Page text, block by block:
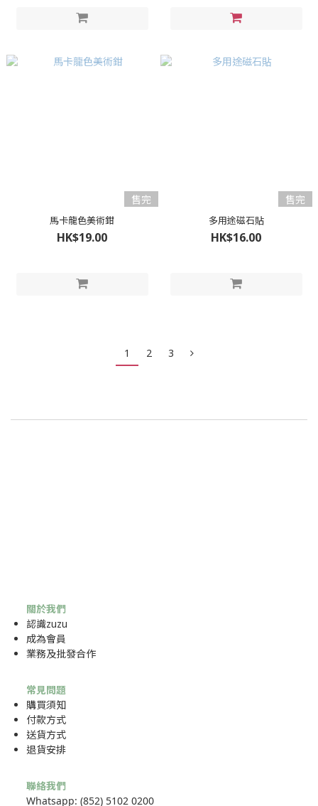
售完
馬卡龍色美術鉗
HK$19.00
售完
多用途磁石貼
HK$16.00
1 2 3
關於我們
認識zuzu
成為會員
業務及批發合作
常見問題
購買須知
付款方式
送貨方式
退貨安排
聯絡我們
Whatsapp: (852) 5102 0200